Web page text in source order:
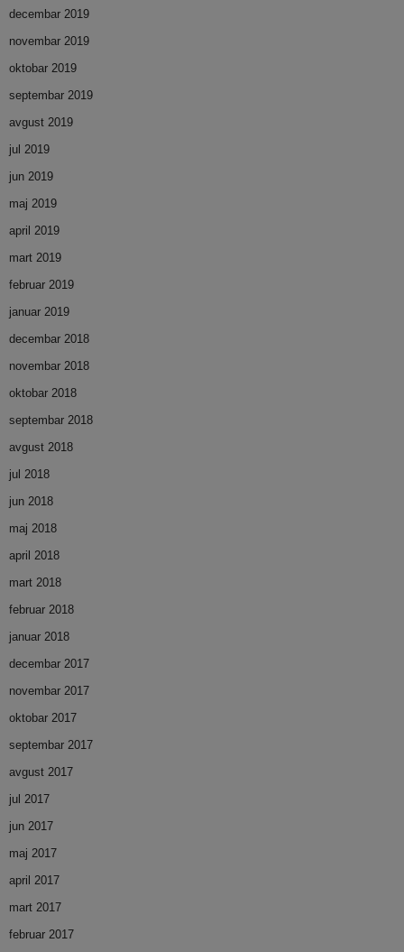
decembar 2019
novembar 2019
oktobar 2019
septembar 2019
avgust 2019
jul 2019
jun 2019
maj 2019
april 2019
mart 2019
februar 2019
januar 2019
decembar 2018
novembar 2018
oktobar 2018
septembar 2018
avgust 2018
jul 2018
jun 2018
maj 2018
april 2018
mart 2018
februar 2018
januar 2018
decembar 2017
novembar 2017
oktobar 2017
septembar 2017
avgust 2017
jul 2017
jun 2017
maj 2017
april 2017
mart 2017
februar 2017